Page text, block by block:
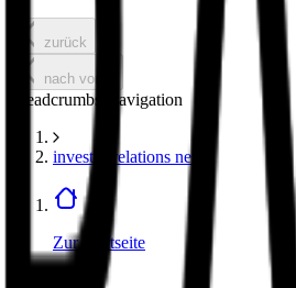
zurück
nach vorne
Breadcrumbs Navigation
investor relations news
Zur Startseite